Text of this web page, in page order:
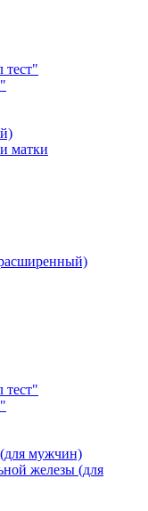
тест"
матки
тест"
мужчин)
железы (для